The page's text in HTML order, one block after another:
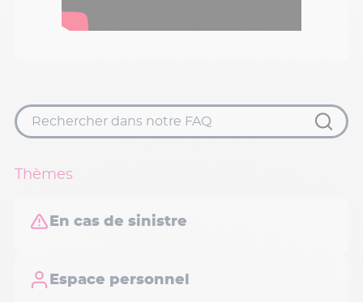
Thèmes
En cas de sinistre
Espace personnel